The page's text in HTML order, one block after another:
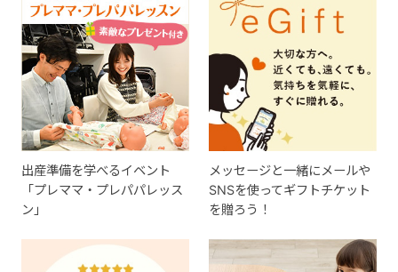
出産準備を学べるイベント
「プレママ・プレパパレッス
ン」
メッセージと一緒にメールや
SNSを使ってギフトチケット
を贈ろう！